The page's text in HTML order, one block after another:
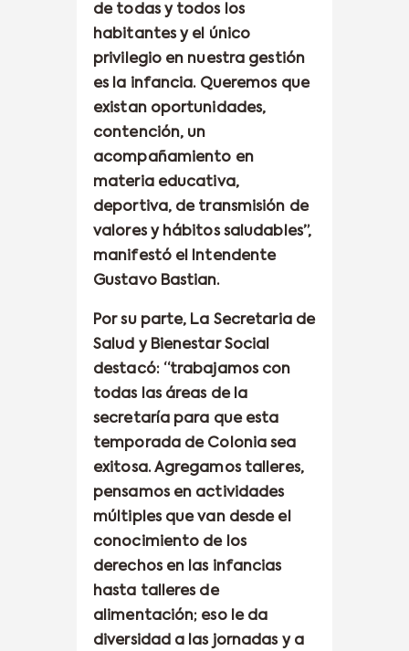
de todas y todos los
habitantes y el único
privilegio en nuestra gestión
es la infancia. Queremos que
existan oportunidades,
contención, un
acompañamiento en
materia educativa,
deportiva, de transmisión de
valores y hábitos saludables”,
manifestó el Intendente
Gustavo Bastian.
Por su parte, La Secretaria de
Salud y Bienestar Social
destacó: “trabajamos con
todas las áreas de la
secretaría para que esta
temporada de Colonia sea
exitosa. Agregamos talleres,
pensamos en actividades
múltiples que van desde el
conocimiento de los
derechos en las infancias
hasta talleres de
alimentación; eso le da
diversidad a las jornadas y a